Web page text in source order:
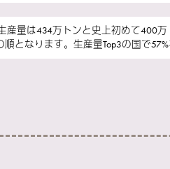
産量は434万トンと史上初めて400
順となります。生産量Top3の国で